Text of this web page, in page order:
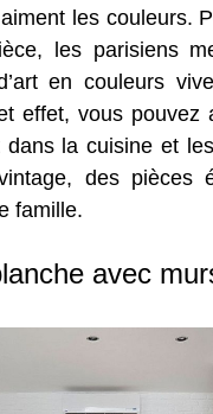
les couleurs.
les parisiens
en couleurs
effet, vous pouvez
dans la cuisine et
des pièces
famille.
avec